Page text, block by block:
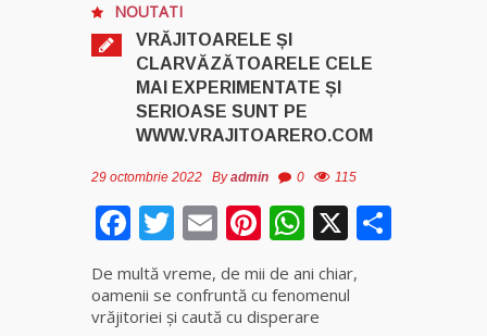
NOUTATI
VRĂJITOARELE ȘI
CLARVĂZĂTOARELE CELE
MAI EXPERIMENTATE ȘI
SERIOASE SUNT PE
WWW.VRAJITOARERO.COM
29 octombrie 2022 Byadmin 0 115
Facebook
Twitter
EmailPinterest
WhatsApp
X
De multă vreme, de mii de ani chiar,
oamenii se confruntă cu fenomenul
vrăjitoriei și caută cu disperare